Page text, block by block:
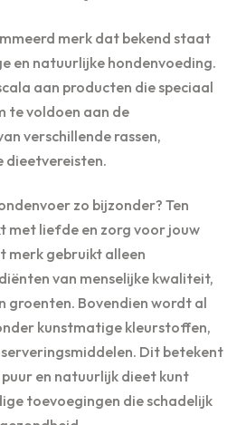
merk dat bekend staat
en natuurlijke hondenvoeding.
aan producten die speciaal
te voldoen aan de
verschillende rassen,
dieetvereisten.
zo bijzonder? Ten
met liefde en zorg voor jouw
merk gebruikt alleen
van menselijke kwaliteit,
groenten. Bovendien wordt al
kunstmatige kleurstoffen,
Dit betekent
en natuurlijk dieet kunt
toevoegingen die schadelijk